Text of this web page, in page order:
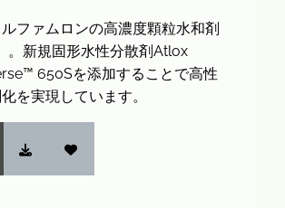
ファムロンの高濃度顆粒水和剤
。新規固形水性分散剤Atlox
650Sを添加することで高性
を実現しています。